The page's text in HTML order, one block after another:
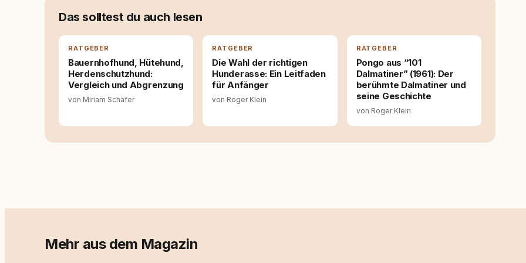
Das solltest du auch lesen
RATGEBER
Bauernhofhund, Hütehund,
Herdenschutzhund:
Vergleich und Abgrenzung
von Miriam Schäfer
RATGEBER
Die Wahl der richtigen
Hunderasse: Ein Leitfaden
für Anfänger
von Roger Klein
RATGEBER
Pongo aus “101
Dalmatiner” (1961): Der
berühmte Dalmatiner und
seine Geschichte
von Roger Klein
Mehr aus dem Magazin